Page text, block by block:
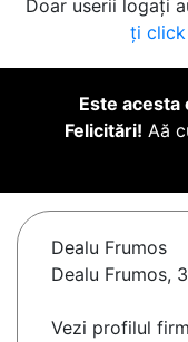
Doar userii logați
ți click
Este acesta
Felicitări! Aă
Dealu Frumos
Dealu Frumos,
Vezi profilul